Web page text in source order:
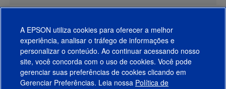
Produtos
A EPSON utiliza cookies para oferecer a melhor
experiência, analisar o tráfego de informações e
personalizar o conteúdo. Ao continuar acessando nosso
site, você concorda com o uso de cookies. Você pode
gerenciar suas preferências de cookies clicando em
Gerenciar Preferências. Leia nossa Política de